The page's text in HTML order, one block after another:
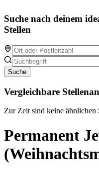
Suche nach deinem
Stellen
Suche
Vergleichbare
Zur Zeit sind keine ähnlichen
Permanent